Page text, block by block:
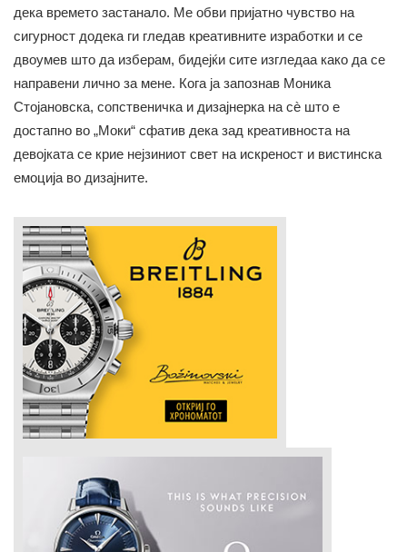
дека времето застанало. Ме обви пријатно чувство на
сигурност додека ги гледав креативните изработки и се
двоумев што да изберам, бидејќи сите изгледаа како да се
направени лично за мене. Кога ја запознав Моника
Стојановска, сопственичка и дизајнерка на сè што е
достапно во „Моки“ сфатив дека зад креативноста на
девојката се крие нејзиниот свет на искреност и вистинска
емоција во дизајните.